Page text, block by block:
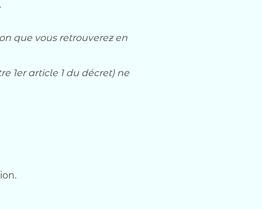
que vous retrouverez en
1er article 1 du décret) ne